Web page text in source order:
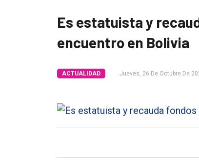
Tendencia
Es estatuista y
encuentro en Bolivia
ACTUALIDAD Jueves, 26 De Octubre De